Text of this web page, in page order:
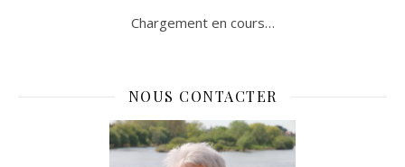
Chargement en cours…
NOUS CONTACTER